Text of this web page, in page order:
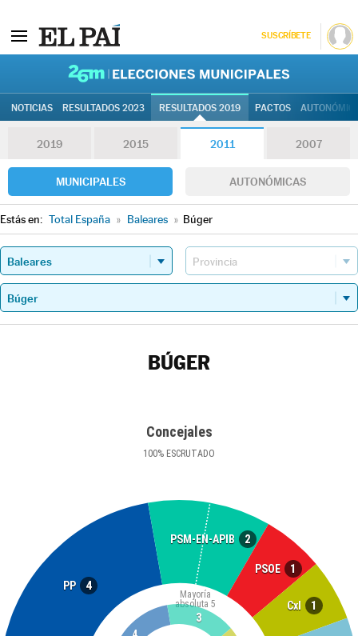
SUSCRÍBETE
NOTICIAS RESULTADOS 2023 RESULTADOS 2019 PACTOS
2019 2015 2011 2007
MUNICIPALES AUTONÓMICAS
Estás en: Total España » Baleares » Búger
BÚGER
Concejales
100% ESCRUTADO
PP 4
PSM-EN-APIB 2
PSOE 1
CxI 1
Mayoría
absoluta 5
3